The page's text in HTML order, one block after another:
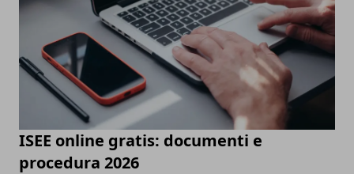
ISEE online gratis: documenti e
procedura 2026